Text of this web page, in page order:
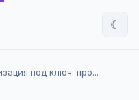
☾
под ключ: про...